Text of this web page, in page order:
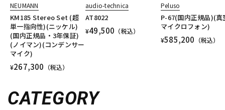
NEUMANN
KM185 Stereo Set (超
単一指向性)(ニッケル)
(国内正規品・3年保証)
(ノイマン)(コンデンサー
マイク)
¥267,300 （税込）
audio-technica
AT8022
¥49,500 （税込）
Peluso
P-67(国内正規品)(真
マイクロフォン)
¥585,200 （税込）
CATEGORY